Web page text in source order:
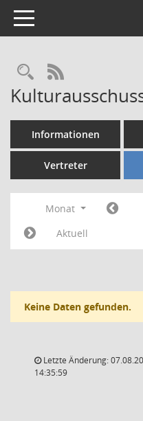
Toggle navigation
RSS-Feed
Informationen
Vertreter
Monat
Aktuell
Keine Daten gefunden.
Letzte Änderung:
14:35:59